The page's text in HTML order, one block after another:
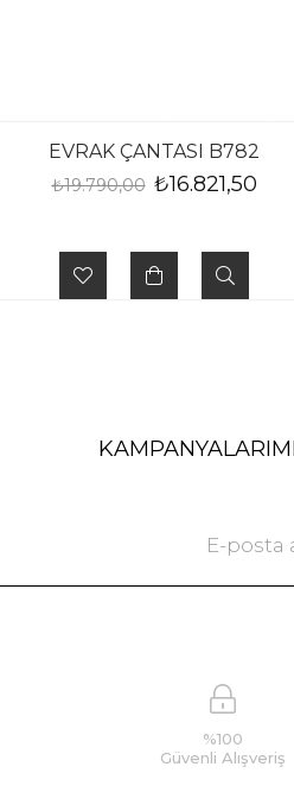
EVRAK ÇANTASI B782
₺16.821,50
₺19.790,00
%100
Güvenli Alışveriş